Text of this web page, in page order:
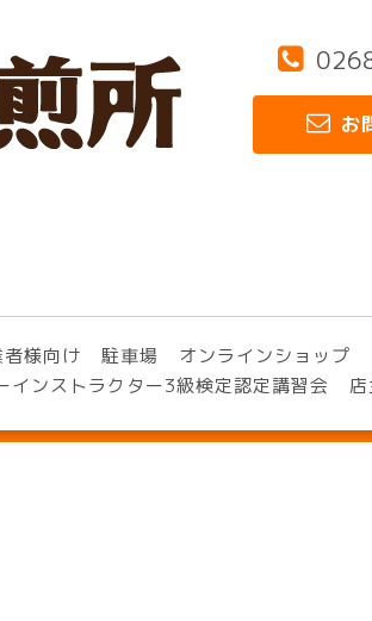
お
者様向け 駐車場
オンラインショップ
インストラクター3級検定認定講習会